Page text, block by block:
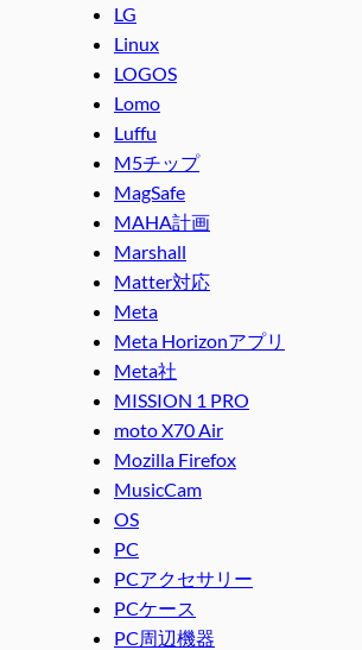
LG
Linux
LOGOS
Lomo
Luffu
M5チップ
MagSafe
MAHA計画
Marshall
Matter対応
Meta
Meta Horizonアプリ
Meta社
MISSION 1 PRO
moto X70 Air
Mozilla Firefox
MusicCam
OS
PC
PCアクセサリー
PCケース
PC周辺機器